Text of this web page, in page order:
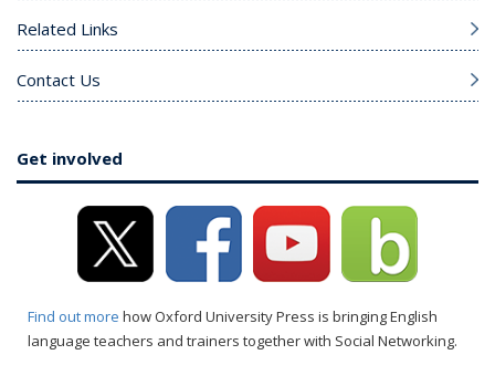
Related Links
Contact Us
Get involved
Find out more how Oxford University Press is bringing English
language teachers and trainers together with Social Networking.